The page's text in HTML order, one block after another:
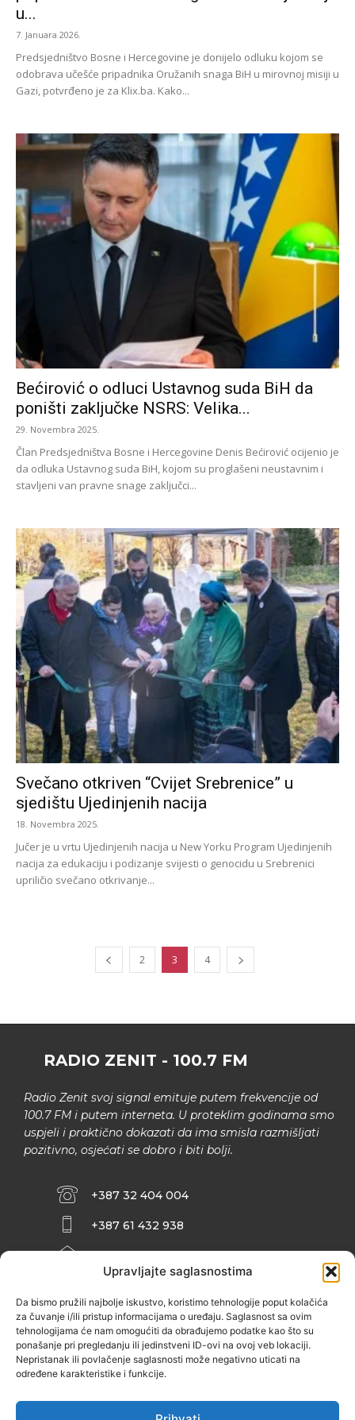
Upravljajte saglasnostima
Da bismo pružili najbolje iskustvo, koristimo tehnologije poput kolačića
za čuvanje i/ili pristup informacijama o uređaju. Saglasnost sa ovim
tehnologijama će nam omogućiti da obrađujemo podatke kao što su
ponašanje pri pregledanju ili jedinstveni ID-ovi na ovoj veb lokaciji.
Nepristanak ili povlačenje saglasnosti može negativno uticati na
određene karakteristike i funkcije.
u...
7. Januara 2026.
Predsjedništvo Bosne i Hercegovine je donijelo odluku kojom se
odobrava učešće pripadnika Oružanih snaga BiH u mirovnoj misiji u
Gazi, potvrđeno je za Klix.ba. Kako...
Bećirović o odluci Ustavnog suda BiH da
poništi zaključke NSRS: Velika...
29. Novembra 2025.
Član Predsjedništva Bosne i Hercegovine Denis Bećirović ocijenio je
da odluka Ustavnog suda BiH, kojom su proglašeni neustavnim i
stavljeni van pravne snage zaključci...
Svečano otkriven “Cvijet Srebrenice” u
sjedištu Ujedinjenih nacija
18. Novembra 2025.
Jučer je u vrtu Ujedinjenih nacija u New Yorku Program Ujedinjenih
nacija za edukaciju i podizanje svijesti o genocidu u Srebrenici
upriličio svečano otkrivanje...
2 3 4
RADIO ZENIT - 100.7 FM
Radio Zenit svoj signal emituje putem frekvencije od
100.7 FM i putem interneta. U proteklim godinama smo
uspjeli i praktično dokazati da ima smisla razmišljati
pozitivno, osjećati se dobro i biti bolji.
+387 32 404 004
+387 61 432 938
INFO@ZENIT.BA
ZENIČANKA, 3. SPRAT), 72000 ZENICA